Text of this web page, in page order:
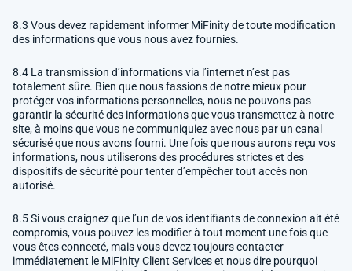
8.3 Vous devez rapidement informer MiFinity de toute modification
des informations que vous nous avez fournies.
8.4 La transmission d’informations via l’internet n’est pas
totalement sûre. Bien que nous fassions de notre mieux pour
protéger vos informations personnelles, nous ne pouvons pas
garantir la sécurité des informations que vous transmettez à notre
site, à moins que vous ne communiquiez avec nous par un canal
sécurisé que nous avons fourni. Une fois que nous aurons reçu vos
informations, nous utiliserons des procédures strictes et des
dispositifs de sécurité pour tenter d’empêcher tout accès non
autorisé.
8.5 Si vous craignez que l’un de vos identifiants de connexion ait été
compromis, vous pouvez les modifier à tout moment une fois que
vous êtes connecté, mais vous devez toujours contacter
immédiatement le MiFinity Client Services et nous dire pourquoi